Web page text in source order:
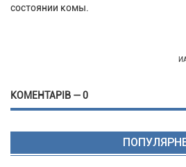
состоянии комы.
КОМЕНТАРІВ — 0